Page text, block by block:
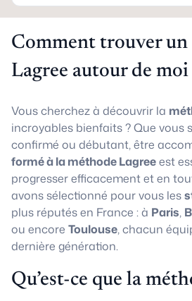
Comment trouver
Lagree autour de moi
Vous cherchez à découvrir la
incroyables bienfaits ? Que vous
confirmé ou débutant, être
formé à la méthode Lagreeest
progresser efficacement et en
avons sélectionné pour vous les
plus réputés en France : à Paris,
ou encore Toulouse, chacun
dernière génération.
Qu’est-ce que la